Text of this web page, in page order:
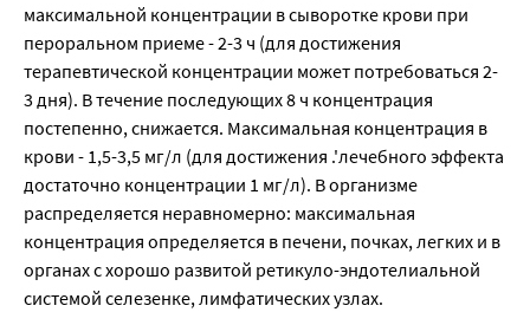
максимальной концентрации в сыворотке крови при
пероральном приеме - 2-3 ч (для достижения
терапевтической концентрации может потребоваться 2-
3 дня). В течение последующих 8 ч концентрация
постепенно, снижается. Максимальная концентрация в
крови - 1,5-3,5 мг/л (для достижения .'лечебного эффекта
достаточно концентрации 1 мг/л). В организме
распределяется неравномерно: максимальная
концентрация определяется в печени, почках, легких и в
органах с хорошо развитой ретикуло-эндотелиальной
системой селезенке, лимфатических узлах.